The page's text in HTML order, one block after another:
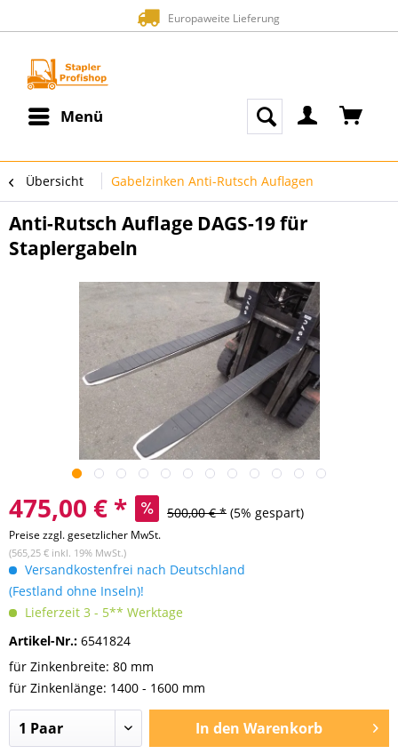
Zahlung auf Rechnung
Menü
Übersicht Gabelzinken Anti-Rutsch Auflagen
Anti-Rutsch Auflage DAGS-19 für
Staplergabeln
475,00 € * 500,00 € * (5% gespart)
Preise zzgl. gesetzlicher MwSt.
(565,25 € inkl. 19% MwSt.)
Versandkostenfrei nach Deutschland
(Festland ohne Inseln)!
Lieferzeit 3 - 5** Werktage
Artikel-Nr.: 6541824
für Zinkenbreite: 80 mm
für Zinkenlänge: 1400 - 1600 mm
In den Warenkorb